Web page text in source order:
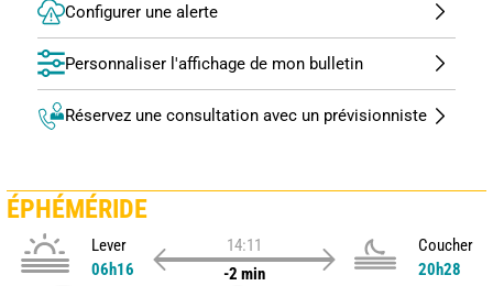
Configurer une alerte
Personnaliser l'affichage de mon bulletin
Réservez une consultation avec un prévisionniste
ÉPHÉMÉRIDE
Lever
06h16
14:11
-2 min
Coucher
20h28